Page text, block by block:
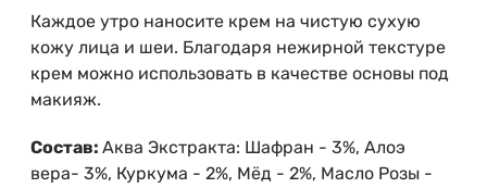
Каждое утро наносите крем на чистую сухую
кожу лица и шеи. Благодаря нежирной текстуре
крем можно использовать в качестве основы под
макияж.
Состав: Аква Экстракта: Шафран - 3%, Алоэ
вера- 3%, Куркума - 2%, Мёд - 2%, Масло Розы -